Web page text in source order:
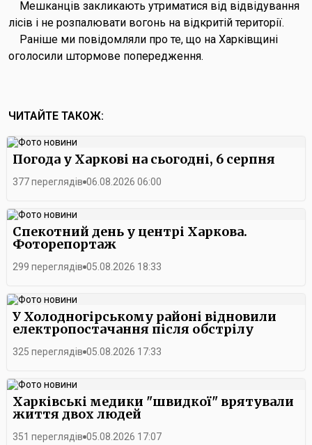
Мешканців закликають утриматися від відвідування
лісів і не розпалювати вогонь на відкритій території.
Раніше ми повідомляли про те, що на Харківщині
оголосили штормове попередження.
ЧИТАЙТЕ ТАКОЖ:
Погода у Харкові на сьогодні, 6 серпня
377 переглядів 06.08.2026 06:00
Спекотний день у центрі Харкова.
Фоторепортаж
299 переглядів 05.08.2026 18:33
У Холодногірському районі відновили
електропостачання після обстрілу
325 переглядів 05.08.2026 17:33
Харківські медики "швидкої" врятували
життя двох людей
351 переглядів 05.08.2026 17:07